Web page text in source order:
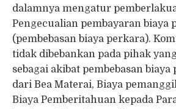
dalamnya mengatur
Pengecualian pembayaran biaya
(pembebasan biaya perkara).
tidak dibebankan pada pihak
sebagai akibat pembebasan
dari Bea Materai, Biaya
Biaya Pemberitahuan kepada